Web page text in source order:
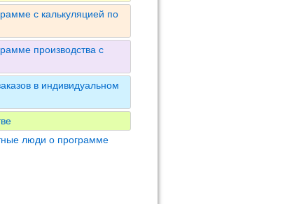
с калькуляцией по
производства с
в индивидуальном
люди о программе